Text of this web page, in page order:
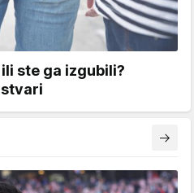
ste ga izgubili?